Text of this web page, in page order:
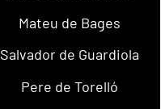
Mateu de Bages
Salvador de Guardiola
Pere de Torelló